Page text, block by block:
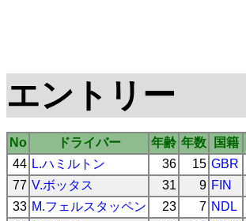
エントリー
No ドライバー 年齢 年数 国籍
44 L.ハミルトン 36 15 GBR
77 V.ボッタス 31 9 FIN
33 M.フェルスタッペン 23 7 NDL